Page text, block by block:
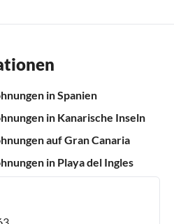
in Spanien
in Kanarische Inseln
auf Gran Canaria
in Playa del Ingles